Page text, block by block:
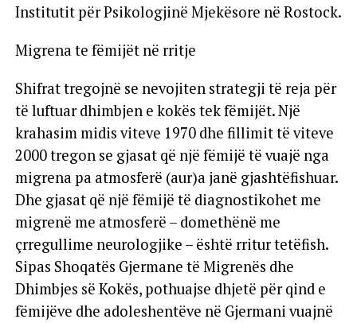
Institutit për Psikologjinë Mjekësore në Rostock.
Migrena te fëmijët në rritje
Shifrat tregojnë se nevojiten strategji të reja për
të luftuar dhimbjen e kokës tek fëmijët. Një
krahasim midis viteve 1970 dhe fillimit të viteve
2000 tregon se gjasat që një fëmijë të vuajë nga
migrena pa atmosferë (aur)a janë gjashtëfishuar.
Dhe gjasat që një fëmijë të diagnostikohet me
migrenë me atmosferë – domethënë me
çrregullime neurologjike – është rritur tetëfish.
Sipas Shoqatës Gjermane të Migrenës dhe
Dhimbjes së Kokës, pothuajse dhjetë për qind e
fëmijëve dhe adoleshentëve në Gjermani vuajnë